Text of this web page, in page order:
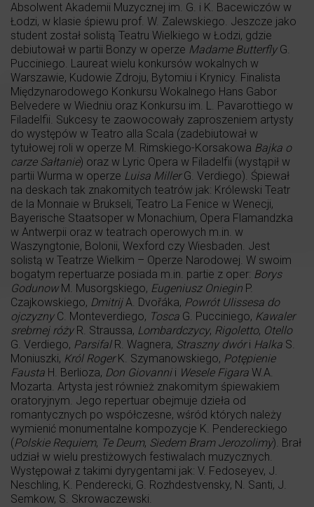
Absolwent Akademii Muzycznej im. G. i K. Bacewiczów w
Łodzi, w klasie śpiewu prof. W. Zalewskiego. Jeszcze jako
student został solistą Teatru Wielkiego w Łodzi, gdzie
debiutował w partii Bonzy w operze Madame ButterflyG.
Pucciniego. Laureat wielu konkursów wokalnych w
Warszawie, Kudowie Zdroju, Bytomiu i Krynicy. Finalista
Międzynarodowego Konkursu Wokalnego Hans Gabor
Belvedere w Wiedniu oraz Konkursu im. L. Pavarottiego w
Filadelfii. Sukcesy te zaowocowały zaproszeniem artysty
do występów w Teatro alla Scala (zadebiutował w
tytułowej roli w operze M. Rimskiego-Korsakowa Bajka o
carze Sałtanie) oraz w Lyric Opera w Filadelfii (wystąpił w
partii Wurma w operze Luisa MillerG. Verdiego). Śpiewał
na deskach tak znakomitych teatrów jak: Królewski Teatr
de la Monnaie w Brukseli, Teatro La Fenice w Wenecji,
Bayerische Staatsoper w Monachium, Opera Flamandzka
w Antwerpii oraz w teatrach operowych m.in. w
Waszyngtonie, Bolonii, Wexford czy Wiesbaden. Jest
solistą w Teatrze Wielkim – Operze Narodowej. W swoim
bogatym repertuarze posiada m.in. partie z oper: Borys
GodunowM. Musorgskiego, Eugeniusz Oniegin P.
Czajkowskiego, DmitrijA. Dvořáka, Powrót Ulissesa do
ojczyznyC. Monteverdiego, Tosca G. Pucciniego, Kawaler
srebrnej różyR. Straussa, Lombardczycy, Rigoletto, Otello
G. Verdiego, ParsifalR. Wagnera, Straszny dwóri Halka S.
Moniuszki, Król RogerK. Szymanowskiego, Potępienie
Fausta H. Berlioza, Don Giovannii Wesele Figara W.A.
Mozarta. Artysta jest również znakomitym śpiewakiem
oratoryjnym. Jego repertuar obejmuje dzieła od
romantycznych po współczesne, wśród których należy
wymienić monumentalne kompozycje K. Pendereckiego
(Polskie Requiem, Te Deum, Siedem Bram Jerozolimy). Brał
udział w wielu prestiżowych festiwalach muzycznych.
Występował z takimi dyrygentami jak: V. Fedoseyev, J.
Neschling, K. Penderecki, G. Rozhdestvensky, N. Santi, J.
Semkow, S. Skrowaczewski.